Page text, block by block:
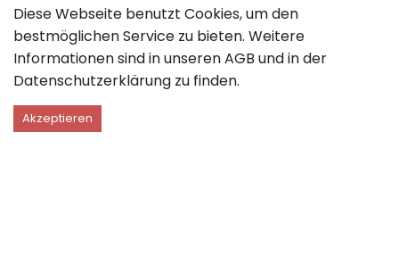
Diese Webseite benutzt Cookies, um den
bestmöglichen Service zu bieten. Weitere
Informationen sind in unserenAGB und in der
Datenschutzerklärung zu finden.
Akzeptieren